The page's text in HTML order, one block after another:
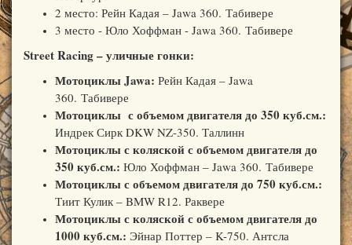
2 место: Рейн Кадая – Jawa 360. Табивере
3 место - Юло Хоффман - Jawa 360. Табивере
Street Racing – уличные гонки:
Мотоциклы Jawa: Рейн Кадая – Jawa
360. Табивере
Мотоциклы с объемом двигателя до 350 куб.см.:
Индрек Сирк DKW NZ-350. Таллинн
Мотоциклы с коляской с объемом двигателя до
350 куб.см.: Юло Хоффман – Jawa 360. Табивере
Мотоциклы с объемом двигателя до 750 куб.см.:
Тиит Кулик – BMW R12. Раквере
Мотоциклы с коляской с объемом двигателя до
1000 куб.см.: Эйнар Поттер – K-750. Антсла